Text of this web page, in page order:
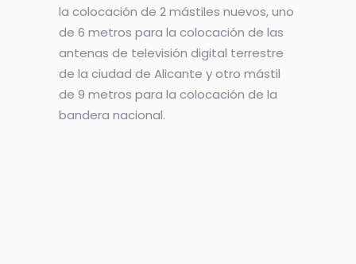
la colocación de 2 mástiles nuevos, uno
de 6 metros para la colocación de las
antenas de televisión digital terrestre
de la ciudad de Alicante y otro mástil
de 9 metros para la colocación de la
bandera nacional.